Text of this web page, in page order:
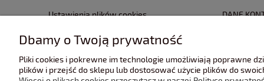
Ustawienia plików cookies
REGULAMIN
GPSR
DANE
ZWROTY I
Dbamy o Twoją prywatność
Pliki cookies i pokrewne im technologie umożliwiają poprawne
plików i przejść do sklepu lub dostosować użycie plików do